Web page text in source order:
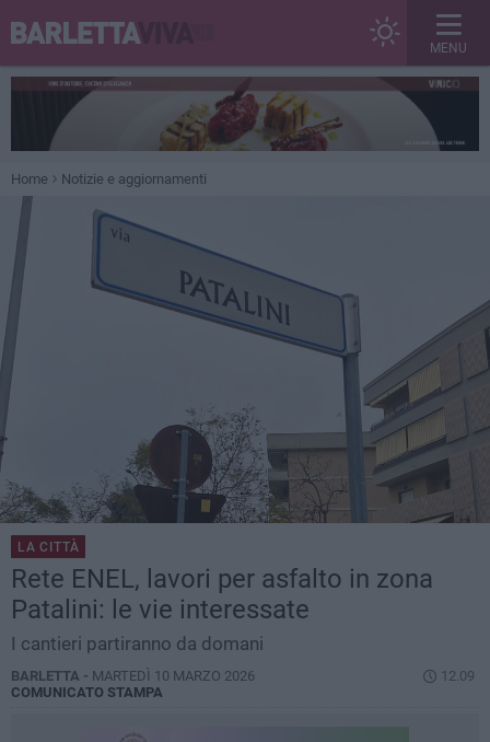
MENU
Home Notizie e aggiornamenti
LA CITTÀ
Rete ENEL, lavori per asfalto in zona
Patalini: le vie interessate
I cantieri partiranno da domani
BARLETTA - MARTEDÌ 10 MARZO 2026
12.09
COMUNICATO STAMPA